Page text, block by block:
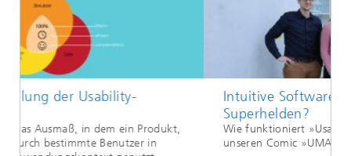
Intuitive Software: Ein Fall für
Wie funktioniert »Usability Inside«? Lesen Sie dazu
unseren Comic »UMAN«
http://s.fhg.de/umanstory